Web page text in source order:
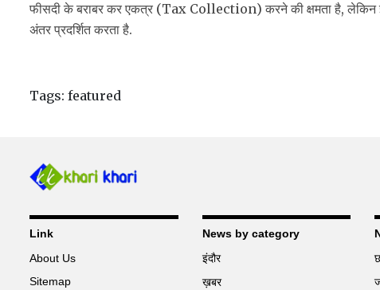
फीसदी के बराबर कर एकत्र (Tax Collection) करने की क्षमता है, लेकिन
अंतर प्रदर्शित करता है.
Tags: featured
Link
About Us
Sitemap
News by category
इंदौर
ख़बर